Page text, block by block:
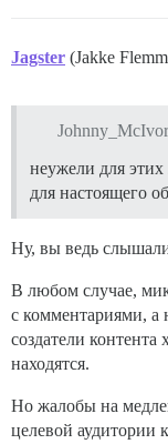
Jagster (Jakke
неужели для
для настоящего
Ну, вы ведь
В любом случае,
с комментариями, а
создатели контента
находятся.
Но жалобы на
целевой аудитории